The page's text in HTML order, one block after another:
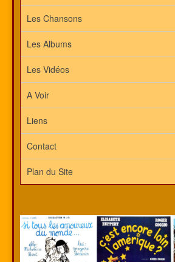
Les Chansons
Les Albums
Les Vidéos
A Voir
Liens
Contact
Plan du Site